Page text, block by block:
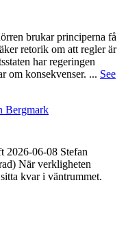
brukar principerna få
retorik om att regler är
har regeringen
om konsekvenser. ... See
Bergmark
2026-06-08 Stefan
När verkligheten
kvar i väntrummet.